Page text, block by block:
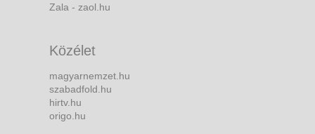
Zala - zaol.hu
Közélet
magyarnemzet.hu
szabadfold.hu
hirtv.hu
origo.hu